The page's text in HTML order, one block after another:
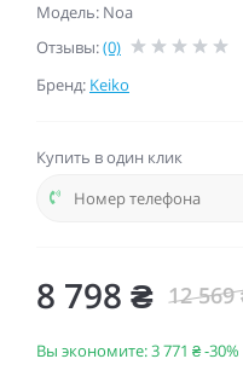
Модель: Noa
Отзывы:(0)
Бренд: Keiko
Купить в один клик
8 798 ₴ 12 569
Вы экономите:3 771 ₴-30%